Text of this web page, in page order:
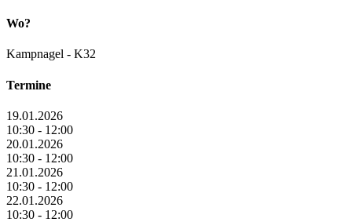
Wo?
Kampnagel - K32
Termine
19.01.2026
10:30 - 12:00
20.01.2026
10:30 - 12:00
21.01.2026
10:30 - 12:00
22.01.2026
10:30 - 12:00